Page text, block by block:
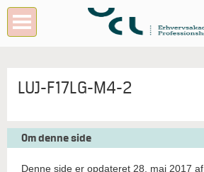
LUJ-F17LG-M4-2
Om denne side
Denne side er opdateret 28. maj 2017 af